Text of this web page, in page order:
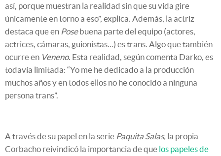
así, porque muestran la realidad sin que su vida gire
únicamente en torno a eso”, explica. Además, la actriz
destaca que en Posebuena parte del equipo (actores,
actrices, cámaras, guionistas...) es trans. Algo que también
ocurre en Veneno. Esta realidad, según comenta Darko, es
todavía limitada: “Yo me he dedicado a la producción
muchos años y en todos ellos no he conocido a ninguna
persona trans”.
A través de su papel en la serie Paquita Salas, la propia
Corbacho reivindicó la importancia de que los papeles de